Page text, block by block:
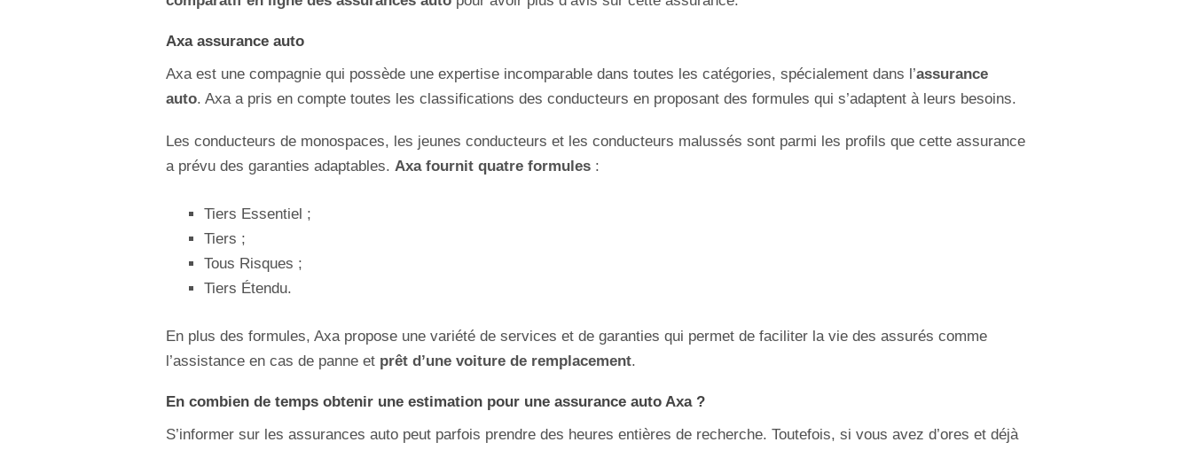
Axa assurance auto
Axa est une compagnie qui possède une expertise incomparable dans toutes les catégories, spécialement dans l’assurance
auto. Axa a pris en compte toutes les classifications des conducteurs en proposant des formules qui s’adaptent à leurs besoins.
Les conducteurs de monospaces, les jeunes conducteurs et les conducteurs malussés sont parmi les profils que cette assurance
a prévu des garanties adaptables. Axa fournit quatre formules :
Tiers Essentiel ;
Tiers ;
Tous Risques ;
Tiers Étendu.
En plus des formules, Axa propose une variété de services et de garanties qui permet de faciliter la vie des assurés comme
l’assistance en cas de panne et prêt d’une voiture de remplacement.
En combien de temps obtenir une estimation pour une assurance auto Axa ?
S’informer sur les assurances auto peut parfois prendre des heures entières de recherche. Toutefois, si vous avez d’ores et déjà